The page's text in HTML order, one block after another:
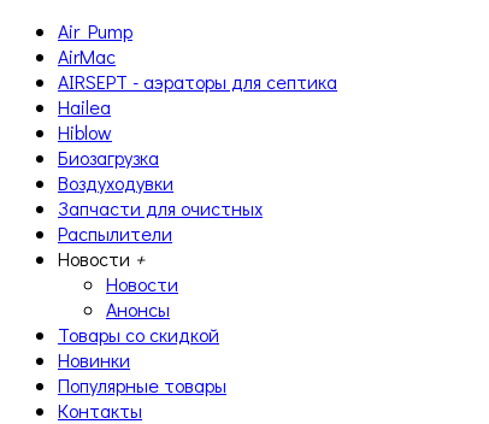
Air Pump
AirMac
AIRSEPT - аэраторы для септика
Hailea
Hiblow
Биозагрузка
Воздуходувки
Запчасти для очистных
Распылители
Новости +
Новости
Анонсы
Товары со скидкой
Новинки
Популярные товары
Контакты